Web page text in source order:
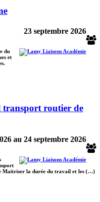
23 septembre 2026
du
et
routier de
au 24 septembre 2026
Maitriser la durée du travail et les (…)